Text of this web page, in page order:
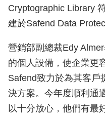
Cryptographic Library
建於Safend Data
營銷部副總裁Edy
的個人設備，使企業更
Safend致力於為其客戶
決方案。今年度順利通
以十分放心，他們有最